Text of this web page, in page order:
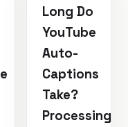
Long Do
YouTube
Auto-
Captions
Take?
Processing